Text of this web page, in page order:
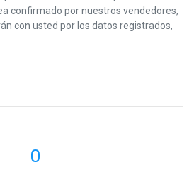
confirmado por nuestros vendedores,
con usted por los datos registrados,
0